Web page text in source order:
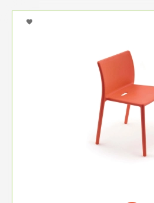
Ansprüche
Outdoorbereich, die für
Mit nur einem Klick auf die
tauchen Sie in die Vielfalt
ein. Natürlich gibt es auch
Gestaltungsmöglichkeiten
erhalten Sie nahezu jede